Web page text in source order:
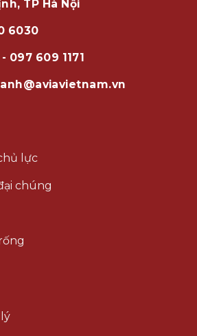
TP Hà Nội
6030
097 609 1171
lực
chúng